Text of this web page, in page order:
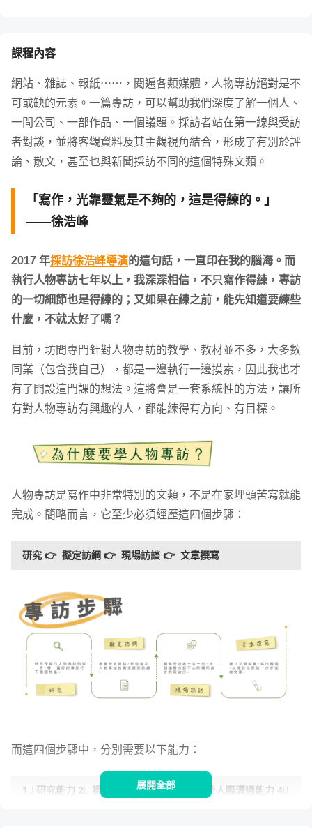
課程內容
網站、雜誌、報紙⋯⋯，閱遍各類媒體，人物專訪絕對是不
可或缺的元素。一篇專訪，可以幫助我們深度了解一個人、
一間公司、一部作品、一個議題。採訪者站在第一線與受訪
者對談，並將客觀資料及其主觀視角結合，形成了有別於評
論、散文，甚至也與新聞採訪不同的這個特殊文類。
「寫作，光靠靈氣是不夠的，這是得練的。」
——徐浩峰
2017 年採訪徐浩峰導演的這句話，一直印在我的腦海。而
執行人物專訪七年以上，我深深相信，不只寫作得練，專訪
的一切細節也是得練的；又如果在練之前，能先知道要練些
什麼，不就太好了嗎？
目前，坊間專門針對人物專訪的教學、教材並不多，大多數
同業（包含我自己），都是一邊執行一邊摸索，因此我也才
有了開設這門課的想法。這將會是一套系統性的方法，讓所
有對人物專訪有興趣的人，都能練得有方向、有目標。
人物專訪是寫作中非常特別的文類，不是在家埋頭苦寫就能
完成。簡略而言，它至少必須經歷這四個步驟：
研究 👉  擬定訪綱 👉  現場訪談 👉  文章撰寫
而這四個步驟中，分別需要以下能力：
1⃣ 研究能力 2⃣ 摘要架構能力 3⃣ 口語表達及人際溝通能力 4⃣
展開全部